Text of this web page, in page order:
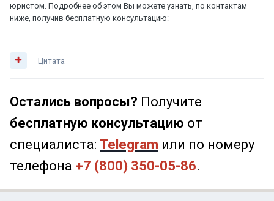
юристом. Подробнее об этом Вы можете узнать, по контактам
ниже, получив бесплатную консультацию:
Цитата
Остались вопросы? Получите
бесплатную консультацию от
специалиста: Telegram или по номеру
телефона +7 (800) 350-05-86.